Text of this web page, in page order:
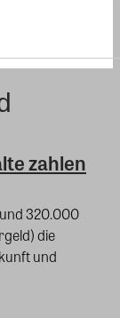
zahlen
320.000
die
und